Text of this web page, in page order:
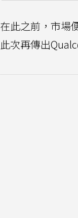
在此之前，市場
此次再傳出